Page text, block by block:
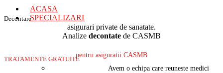
Decontare
asigurari private de sanatate.
Analize decontate de CASMB
TRATAMENTE GRATUITE
pentru asiguratii CASMB
ACASA
SPECIALIZARI
Avem o echipa care reuneste medici